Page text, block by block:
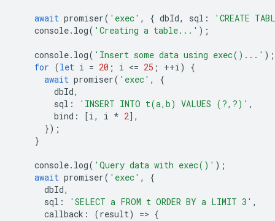
await promiser( 'exec' , { dbId, sql :
'CREATE
console. log( 'Creating a table...' );
console. log( 'Insert some data using exec()...' );
for (let i = 20 ; i <= 25 ; ++i)
{
await promiser( 'exec' ,
{
dbId,
sql : 'INSERT INTO t(a,b) VALUES (?,?)' ,
bind : [i, i * 2],
});
}
console. log( 'Query data with exec()' );
await promiser( 'exec' ,
{
dbId,
sql : 'SELECT a FROM t ORDER BY a LIMIT 3' ,
callback : (result) => {